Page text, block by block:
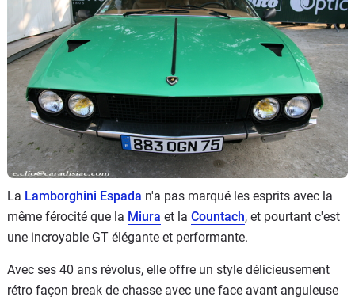
Services
Forum
Moto
Marques
La Lamborghini Espada n'a pas marqué les esprits avec la
même férocité que la Miura et la Countach, et pourtant c'est
une incroyable GT élégante et performante.
Avec ses 40 ans révolus, elle offre un style délicieusement
rétro façon break de chasse avec une face avant anguleuse